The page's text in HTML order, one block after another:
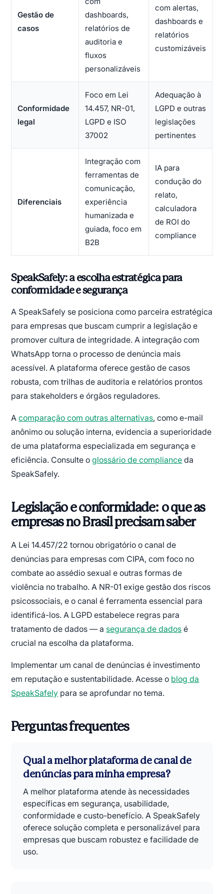
Gestão de
casos
dashboards,
relatórios de
auditoria e
fluxos
personalizáveis
com alertas,
dashboards e
relatórios
customizáveis
Conformidade
legal
Foco em Lei
14.457, NR-01,
LGPD e ISO
37002
Adequação à
LGPD e outras
legislações
pertinentes
Diferenciais
Integração com
ferramentas de
comunicação,
experiência
humanizada e
guiada, foco em
B2B
IA para
condução do
relato,
calculadora
de ROI do
compliance
SpeakSafely: a escolha estratégica para
conformidade e segurança
A SpeakSafely se posiciona como parceira estratégica
para empresas que buscam cumprir a legislação e
promover cultura de integridade. A integração com
WhatsApp torna o processo de denúncia mais
acessível. A plataforma oferece gestão de casos
robusta, com trilhas de auditoria e relatórios prontos
para stakeholders e órgãos reguladores.
Acomparação com outras alternativas, como e-mail
anônimo ou solução interna, evidencia a superioridade
de uma plataforma especializada em segurança e
eficiência. Consulte oglossário de compliance da
SpeakSafely.
Legislação e conformidade: o que as
empresas no Brasil precisam saber
A Lei 14.457/22 tornou obrigatório o canal de
denúncias para empresas com CIPA, com foco no
combate ao assédio sexual e outras formas de
violência no trabalho. A NR-01 exige gestão dos riscos
psicossociais, e o canal é ferramenta essencial para
identificá-los. A LGPD estabelece regras para
tratamento de dados — a segurança de dados é
crucial na escolha da plataforma.
Implementar um canal de denúncias é investimento
em reputação e sustentabilidade. Acesse o blog da
SpeakSafely para se aprofundar no tema.
Perguntas frequentes
Qual a melhor plataforma de canal de
denúncias para minha empresa?
A melhor plataforma atende às necessidades
específicas em segurança, usabilidade,
conformidade e custo-benefício. A SpeakSafely
oferece solução completa e personalizável para
empresas que buscam robustez e facilidade de
uso.